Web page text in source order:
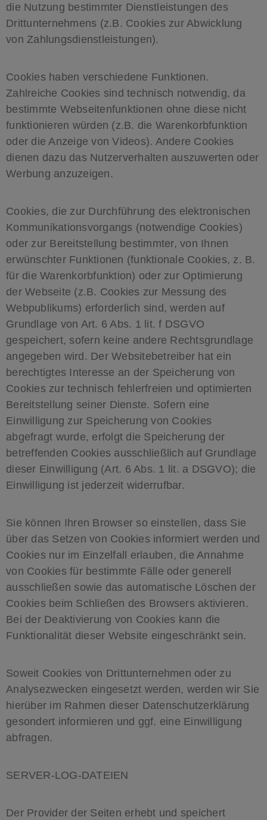
die Nutzung bestimmter Dienstleistungen des
Drittunternehmens (z.B. Cookies zur Abwicklung
von Zahlungsdienstleistungen).
Cookies haben verschiedene Funktionen.
Zahlreiche Cookies sind technisch notwendig, da
bestimmte Webseitenfunktionen ohne diese nicht
funktionieren würden (z.B. die Warenkorbfunktion
oder die Anzeige von Videos). Andere Cookies
dienen dazu das Nutzerverhalten auszuwerten oder
Werbung anzuzeigen.
Cookies, die zur Durchführung des elektronischen
Kommunikationsvorgangs (notwendige Cookies)
oder zur Bereitstellung bestimmter, von Ihnen
erwünschter Funktionen (funktionale Cookies, z. B.
für die Warenkorbfunktion) oder zur Optimierung
der Webseite (z.B. Cookies zur Messung des
Webpublikums) erforderlich sind, werden auf
Grundlage von Art. 6 Abs. 1 lit. f DSGVO
gespeichert, sofern keine andere Rechtsgrundlage
angegeben wird. Der Websitebetreiber hat ein
berechtigtes Interesse an der Speicherung von
Cookies zur technisch fehlerfreien und optimierten
Bereitstellung seiner Dienste. Sofern eine
Einwilligung zur Speicherung von Cookies
abgefragt wurde, erfolgt die Speicherung der
betreffenden Cookies ausschließlich auf Grundlage
dieser Einwilligung (Art. 6 Abs. 1 lit. a DSGVO); die
Einwilligung ist jederzeit widerrufbar.
Sie können Ihren Browser so einstellen, dass Sie
über das Setzen von Cookies informiert werden und
Cookies nur im Einzelfall erlauben, die Annahme
von Cookies für bestimmte Fälle oder generell
ausschließen sowie das automatische Löschen der
Cookies beim Schließen des Browsers aktivieren.
Bei der Deaktivierung von Cookies kann die
Funktionalität dieser Website eingeschränkt sein.
Soweit Cookies von Drittunternehmen oder zu
Analysezwecken eingesetzt werden, werden wir Sie
hierüber im Rahmen dieser Datenschutzerklärung
gesondert informieren und ggf. eine Einwilligung
abfragen.
SERVER-LOG-DATEIEN
Der Provider der Seiten erhebt und speichert